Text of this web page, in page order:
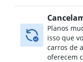
Planos
isso que
carros de
oferecem